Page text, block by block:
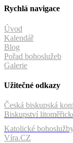
Rychlá navigace
Úvod
Kalendář
Blog
Pořad bohoslužeb
Galerie
Užitečné odkazy
Česká biskupská
Biskupství
Katolické
Víra.CZ